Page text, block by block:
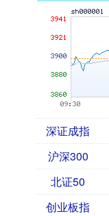
深证成指
沪深300
北证50
创业板指